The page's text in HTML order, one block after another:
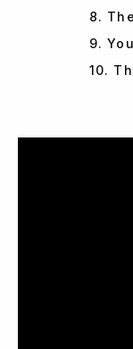
8.
9.
10.